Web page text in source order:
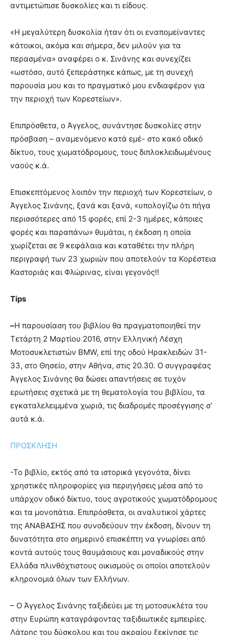
αντιμετώπισε δυσκολίες και τι είδους.
«Η μεγαλύτερη δυσκολία ήταν ότι οι εναπομείναντες
κάτοικοι, ακόμα και σήμερα, δεν μιλούν για τα
περασμένα» αναφέρει ο κ. Σινάνης και συνεχίζει
«ωστόσο, αυτό ξεπεράστηκε κάπως, με τη συνεχή
παρουσία μου και το πραγματικό μου ενδιαφέρον για
την περιοχή των Κορεστείων».
Επιπρόσθετα, ο Άγγελος, συνάντησε δυσκολίες στην
πρόσβαση – αναμενόμενο κατά εμέ- στο κακό οδικό
δίκτυο, τους χωματόδρομους, τους διπλοκλειδωμένους
ναούς κ.ά.
Επισκεπτόμενος λοιπόν την περιοχή των Κορεστείων, ο
Άγγελος Σινάνης, ξανά και ξανά, «υπολογίζω ότι πήγα
περισσότερες από 15 φορές, επί 2-3 ημέρες, κάποιες
φορές και παραπάνω» θυμάται, η έκδοση η οποία
χωρίζεται σε 9 κεφάλαια και καταθέτει την πλήρη
περιγραφή των 23 χωριών που αποτελούν τα Κορέστεια
Καστοριάς και Φλώρινας, είναι γεγονός!!
Tips
–Η παρουσίαση του βιβλίου θα πραγματοποιηθεί την
Τετάρτη 2 Μαρτίου 2016, στην Ελληνική Λέσχη
Μοτοσυκλετιστών BMW, επί της οδού Ηρακλειδών 31-
33, στο Θησείο, στην Αθήνα, στις 20.30. Ο συγγραφέας
Άγγελος Σινάνης θα δώσει απαντήσεις σε τυχόν
ερωτήσεις σχετικά με τη θεματολογία του βιβλίου, τα
εγκαταλελειμμένα χωριά, τις διαδρομές προσέγγισης σ’
αυτά κ.ά.
ΠΡΟΣΚΛΗΣΗ
-Το βιβλίο, εκτός από τα ιστορικά γεγονότα, δίνει
χρηστικές πληροφορίες για περιηγήσεις μέσα από το
υπάρχον οδικό δίκτυο, τους αγροτικούς χωματόδρομους
και τα μονοπάτια. Επιπρόσθετα, οι αναλυτικοί χάρτες
της ΑΝΑΒΑΣΗΣ που συνοδεύουν την έκδοση, δίνουν τη
δυνατότητα στο σημερινό επισκέπτη να γνωρίσει από
κοντά αυτούς τους θαυμάσιους και μοναδικούς στην
Ελλάδα πλινθόχτιστους οικισμούς οι οποίοι αποτελούν
κληρονομιά όλων των Ελλήνων.
– Ο Άγγελος Σινάνης ταξιδεύει με τη μοτοσυκλέτα του
στην Ευρώπη καταγράφοντας ταξιδιωτικές εμπειρίες.
Λάτρης του δύσκολου και του ακραίου ξεκίνησε τις